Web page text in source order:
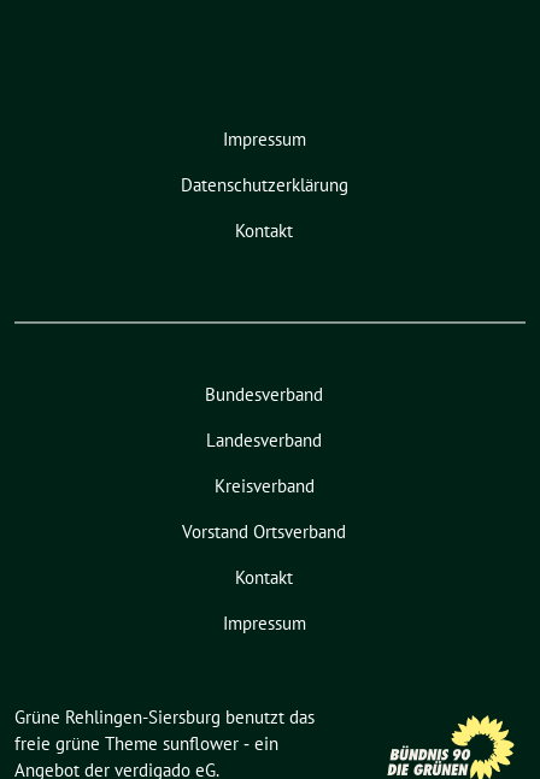
Impressum
Datenschutzerklärung
Kontakt
Bundesverband
Landesverband
Kreisverband
Vorstand Ortsverband
Kontakt
Impressum
Grüne Rehlingen-Siersburg benutzt das
freie grüne Theme sunflower ‐ ein
Angebot der verdigado eG.